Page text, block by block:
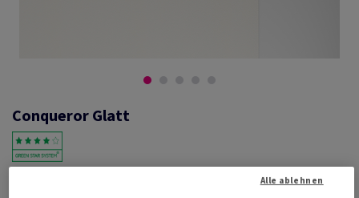
Conqueror Glatt
Alle ablehnen